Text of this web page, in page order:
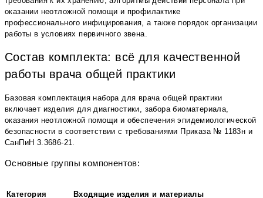
оказании неотложной помощи и профилактике
профессионального инфицирования, а также порядок организации
работы в условиях первичного звена.
Состав комплекта: всё для качественной
работы врача общей практики
Базовая комплектация набора для врача общей практики
включает изделия для диагностики, забора биоматериала,
оказания неотложной помощи и обеспечения эпидемиологической
безопасности в соответствии с требованиями Приказа № 1183н и
СанПиН 3.3686-21.
Основные группы компонентов:
Категория Входящие изделия и материалы